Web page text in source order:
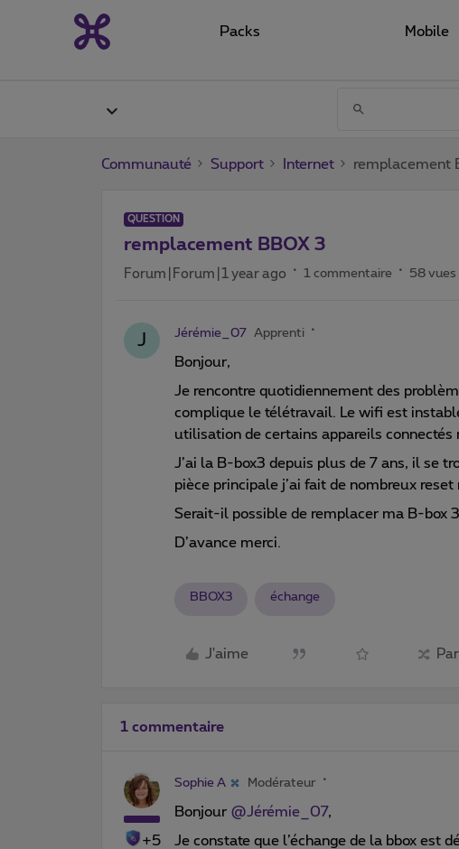
Packs Mobile
Communauté Support Internet remplacement
QUESTION
remplacement BBOX 3
Forum|Forum|1 year ago 1 commentaire 58 vues
J Jérémie_07 Apprenti
Bonjour,
Je rencontre quotidiennement des
complique le télétravail. Le wifi est
utilisation de certains appareils connectés
J’ai la B-box3 depuis plus de 7 ans, il se
pièce principale j’ai fait de nombreux
Serait-il possible de remplacer ma B-box
D’avance merci.
BBOX3 échange
J'aime
1 commentaire
+5
Sophie A Modérateur
Bonjour ​ @Jérémie_07,
Je constate que l’échange de la bbox est